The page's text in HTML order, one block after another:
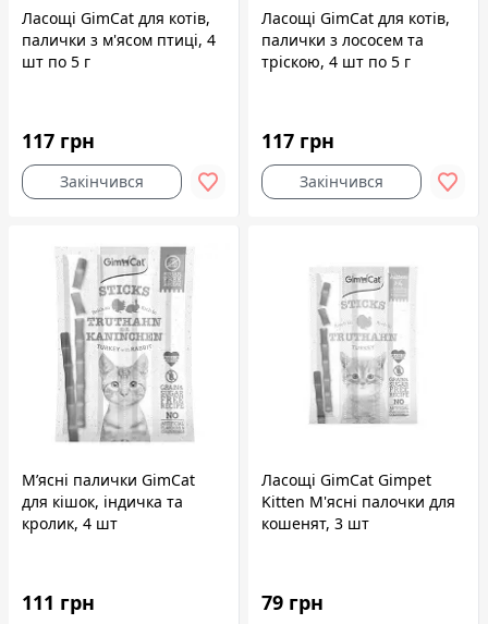
Ласощі GimCat для котів,
палички з м'ясом птиці, 4
шт по 5 г
117 грн
Закінчився
Ласощі GimCat для котів,
палички з лососем та
тріскою, 4 шт по 5 г
117 грн
Закінчився
М’ясні палички GimCat
для кішок, індичка та
кролик, 4 шт
111 грн
Ласощі GimCat Gimpet
Kitten М'ясні палочки для
кошенят, 3 шт
79 грн